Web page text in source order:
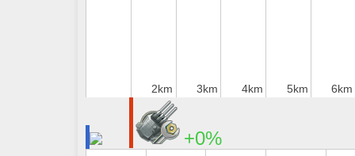
2km
2km 3km
3km 4km
4km 5km
5km 6km
6km
+0%